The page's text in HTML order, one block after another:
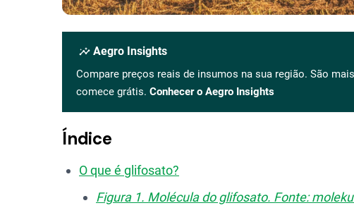
insights Aegro Insights
Compare preços reais de insumos na sua região. São
comece grátis. Conhecer o Aegro Insights
Índice
O que é glifosato?
Figura 1. Molécula do glifosato. Fonte: